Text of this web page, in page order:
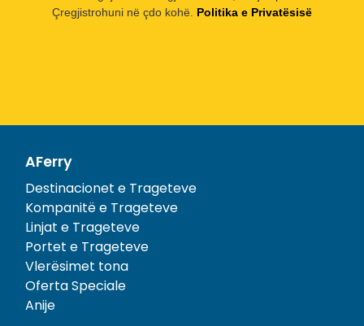
Çregjistrohuni në çdo kohë. Politika e Privatësisë
AFerry
Destinacionet e Trageteve
Kompanitë e Trageteve
Linjat e Trageteve
Portet e Trageteve
Vlerësimet tona
Oferta Speciale
Anije